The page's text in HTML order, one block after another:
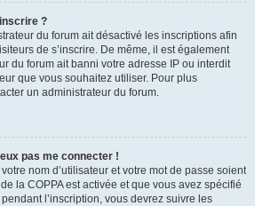
?
du forum ait désactivé les inscriptions afin
de s’inscrire. De même, il est également
du forum ait banni votre adresse IP ou interdit
que vous souhaitez utiliser. Pour plus
un administrateur du forum.
pas me connecter !
nom d’utilisateur et votre mot de passe soient
la COPPA est activée et que vous avez spécifié
l’inscription, vous devrez suivre les